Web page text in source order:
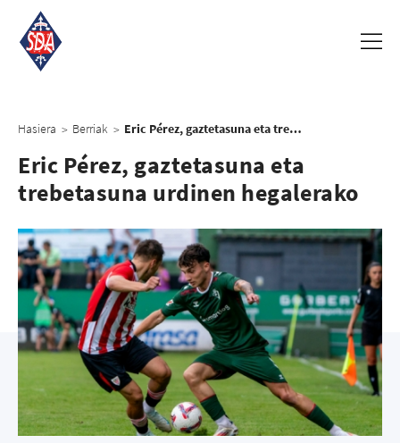
Hasiera > Berriak > Eric Pérez, gaztetasuna eta trebetasuna urdinen hegalerako
Eric Pérez, gaztetasuna eta
trebetasuna urdinen hegalerako